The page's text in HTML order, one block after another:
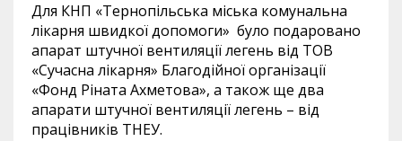
Для КНП «Тернопільська міська комунальна
лікарня швидкої допомоги» було подаровано
апарат штучної вентиляції легень від ТОВ
«Сучасна лікарня» Благодійної організації
«Фонд Ріната Ахметова», а також ще два
апарати штучної вентиляції легень – від
працівників ТНЕУ.